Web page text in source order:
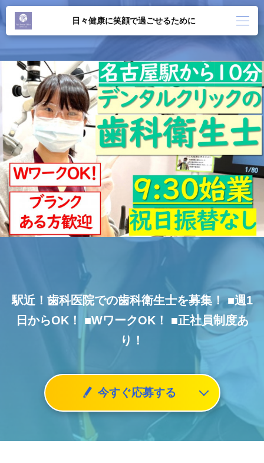
日々健康に笑顔で過ごせるために
駅近！歯科医院での歯科衛生士を募集！ ■週1
日からOK！
■WワークOK！
■正社員制度あ
り！
今すぐ応募する